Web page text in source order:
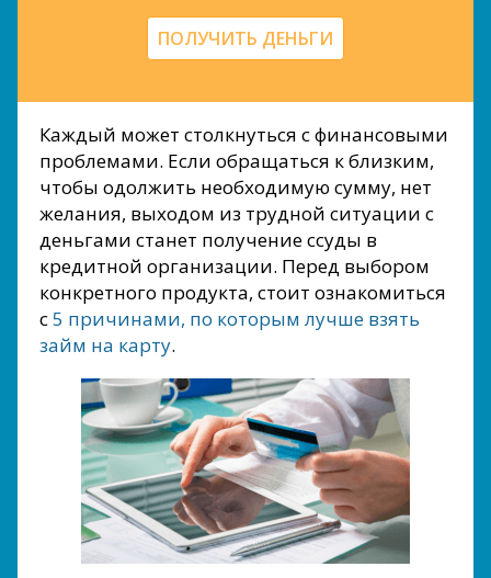
ПОЛУЧИТЬ ДЕНЬГИ
Каждый может столкнуться с финансовыми
проблемами. Если обращаться к близким,
чтобы одолжить необходимую сумму, нет
желания, выходом из трудной ситуации с
деньгами станет получение ссуды в
кредитной организации. Перед выбором
конкретного продукта, стоит ознакомиться
с5 причинами, по которым лучше взять
займ на карту.